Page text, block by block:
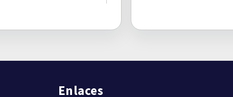
12,0400
Enlaces